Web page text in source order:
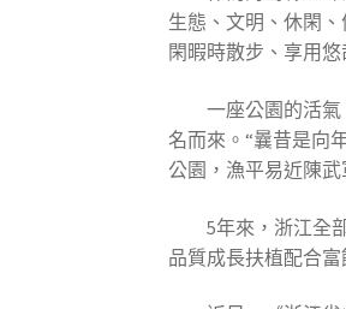
生態、文明、休閑
閑暇時散步、享用
一座公園的活
名而來。“曩昔是向
公園，漁平易近陳
5年來，浙江全
品質成長扶植配合